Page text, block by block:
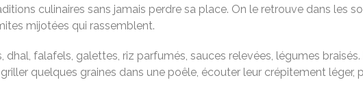
culinaires sans jamais perdre sa place. On le retrouve dans les
mijotées qui rassemblent.
falafels, galettes, riz parfumés, sauces relevées, légumes braisés.
quelques graines dans une poêle, écouter leur crépitement léger,